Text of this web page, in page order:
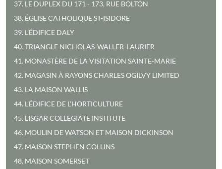
37. LE DUPLEX DU 171 - 173, RUE BOLTON
38. ÉGLISE CATHOLIQUE ST-ISIDORE
39. L’ÉDIFICE DALY
40. TRIANGLE NICHOLAS-WALLER-LAURIER
41. MONASTÈRE DE LA VISITATION SAINTE-MARIE
42. MAGASIN À RAYONS CHARLES OGILVY LIMITED
43. LA MAISON WALLIS
44. L’ÉDIFICE DE L’HORTICULTURE
45. LISGAR COLLEGIATE INSTITUTE
46. MOULIN DE WATSON ET MAISON DICKINSON
47. MAISON STEPHEN COLLINS
48. MAISON SOMERSET